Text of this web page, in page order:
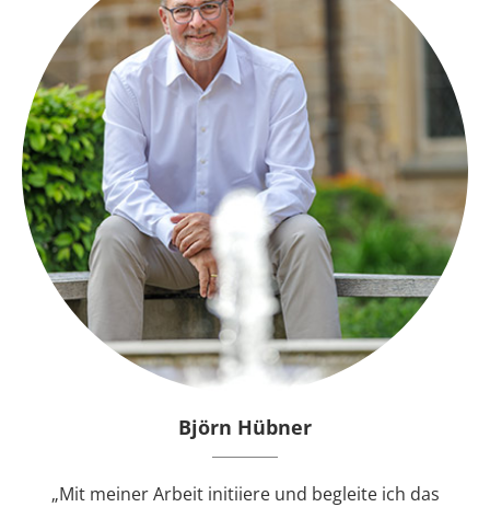
Björn Hübner
„Mit meiner Arbeit initiiere und begleite ich das